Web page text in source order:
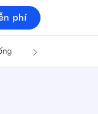
phí
Công nghệ & IT